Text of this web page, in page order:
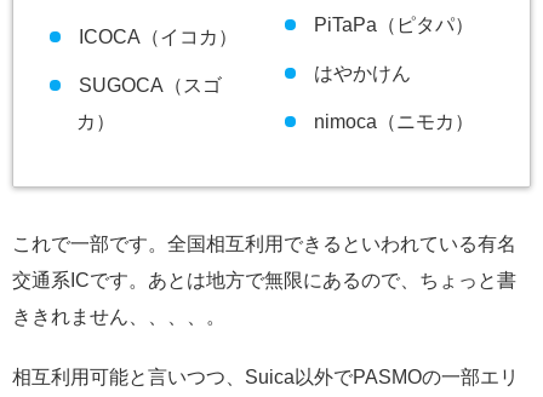
ICOCA（イコカ）
SUGOCA（スゴ
カ）
PiTaPa（ピタパ）
はやかけん
nimoca（ニモカ）
これで一部です。全国相互利用できるといわれている有名
交通系ICです。あとは地方で無限にあるので、ちょっと書
ききれません、、、、。
相互利用可能と言いつつ、Suica以外でPASMOの一部エリ